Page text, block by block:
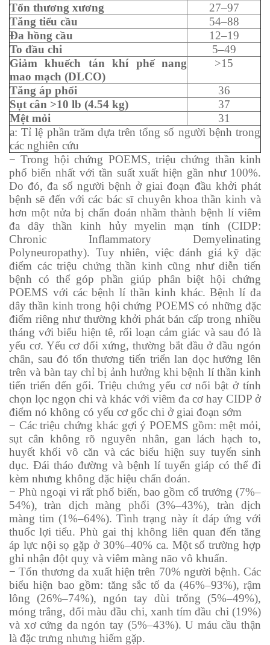
Tổn thương xương
27–97
Tăng tiểu cầu
54–88
Đa hồng cầu
12–19
To đầu chi
5–49
Giảm khuếch tán khí phế nang
mao mạch (DLCO)
>15
Tăng áp phổi
36
Sụt cân >10 lb (4.54 kg)
37
Mệt mỏi
31
a: Tỉ lệ phần trăm dựa trên tổng số người bệnh trong
các nghiên cứu
− Trong hội chứng POEMS, triệu chứng thần kinh
phổ biến nhất với tần suất xuất hiện gần như 100%.
Do đó, đa số người bệnh ở giai đoạn đầu khởi phát
bệnh sẽ đến với các bác sĩ chuyên khoa thần kinh và
hơn một nửa bị chẩn đoán nhầm thành bệnh lí viêm
đa dây thần kinh hủy myelin mạn tính (CIDP:
Chronic Inflammatory Demyelinating
Polyneuropathy). Tuy nhiên, việc đánh giá kỹ đặc
điểm các triệu chứng thần kinh cũng như diễn tiến
bệnh có thể góp phần giúp phân biệt hội chứng
POEMS với các bệnh lí thần kinh khác. Bệnh lí đa
dây thần kinh trong hội chứng POEMS có những đặc
điểm riêng như thường khởi phát bán cấp trong nhiều
tháng với biểu hiện tê, rối loạn cảm giác và sau đó là
yếu cơ. Yếu cơ đối xứng, thường bắt đầu ở đầu ngón
chân, sau đó tổn thương tiến triển lan dọc hướng lên
trên và bàn tay chỉ bị ảnh hưởng khi bệnh lí thần kinh
tiến triển đến gối. Triệu chứng yếu cơ nổi bật ở tính
chọn lọc ngọn chi và khác với viêm đa cơ hay CIDP ở
điểm nó không có yếu cơ gốc chi ở giai đoạn sớm
− Các triệu chứng khác gợi ý POEMS gồm: mệt mỏi,
sụt cân không rõ nguyên nhân, gan lách hạch to,
huyết khối vô căn và các biểu hiện suy tuyến sinh
dục. Đái tháo đường và bệnh lí tuyến giáp có thể đi
kèm nhưng không đặc hiệu chẩn đoán.
− Phù ngoại vi rất phổ biến, bao gồm cổ trướng (7%–
54%), tràn dịch màng phổi (3%–43%), tràn dịch
màng tim (1%–64%). Tình trạng này ít đáp ứng với
thuốc lợi tiểu. Phù gai thị không liên quan đến tăng
áp lực nội sọ gặp ở 30%–40% ca. Một số trường hợp
ghi nhận đột quỵ và viêm màng não vô khuẩn.
− Tổn thương da xuất hiện trên 70% người bệnh. Các
biểu hiện bao gồm: tăng sắc tố da (46%–93%), rậm
lông (26%–74%), ngón tay dùi trống (5%–49%),
móng trắng, đổi màu đầu chi, xanh tím đầu chi (19%)
và xơ cứng da ngón tay (5%–43%). U máu cầu thận
là đặc trưng nhưng hiếm gặp.